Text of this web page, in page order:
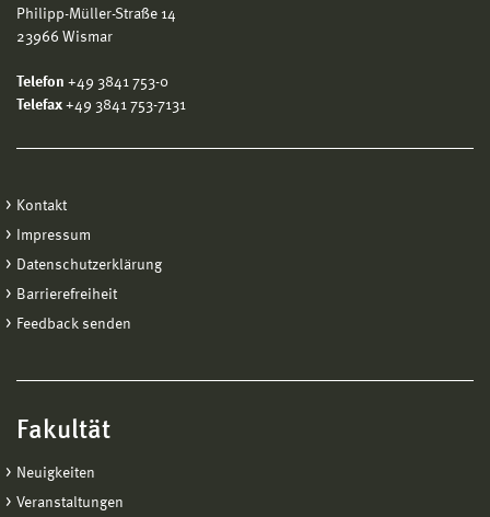
Philipp-Müller-Straße 14
23966 Wismar
Telefon +49 3841 753-0
Telefax +49 3841 753-7131
Kontakt
Impressum
Datenschutzerklärung
Barrierefreiheit
Feedback senden
Fakultät
Neuigkeiten
Veranstaltungen